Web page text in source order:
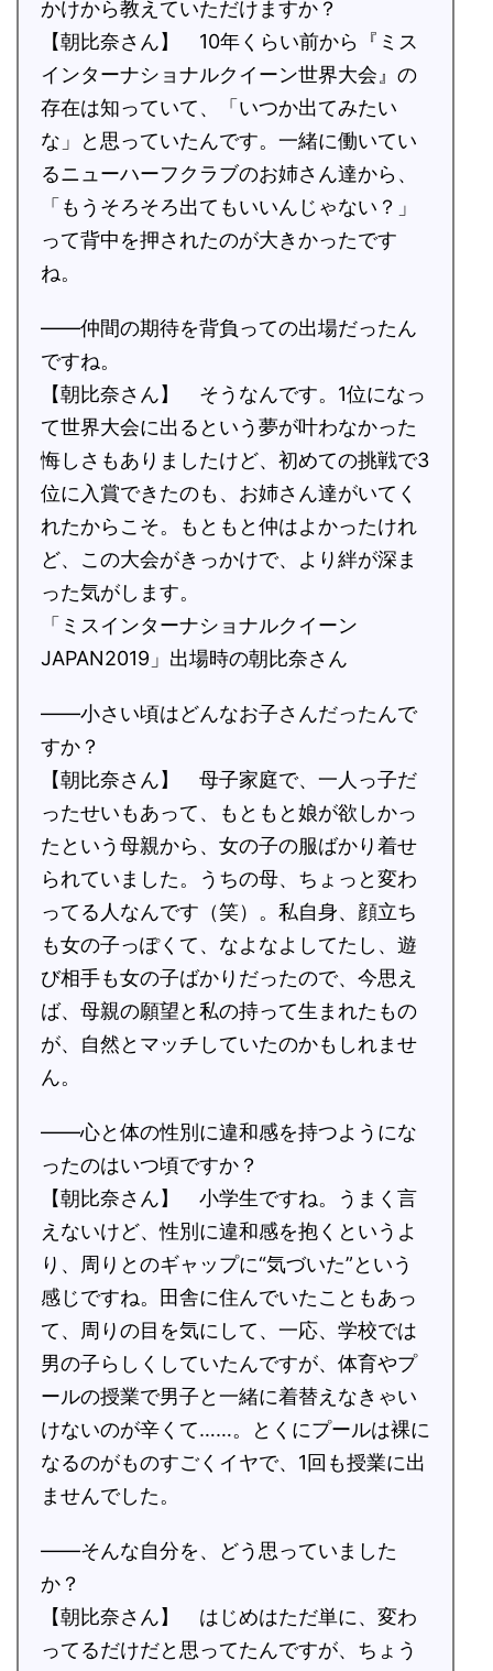
かけから教えていただけますか？
【朝比奈さん】 10年くらい前から『ミス
インターナショナルクイーン世界大会』の
存在は知っていて、「いつか出てみたい
な」と思っていたんです。一緒に働いてい
るニューハーフクラブのお姉さん達から、
「もうそろそろ出てもいいんじゃない？」
って背中を押されたのが大きかったです
ね。
――仲間の期待を背負っての出場だったん
ですね。
【朝比奈さん】 そうなんです。1位になっ
て世界大会に出るという夢が叶わなかった
悔しさもありましたけど、初めての挑戦で3
位に入賞できたのも、お姉さん達がいてく
れたからこそ。もともと仲はよかったけれ
ど、この大会がきっかけで、より絆が深ま
った気がします。
「ミスインターナショナルクイーン
JAPAN2019」出場時の朝比奈さん
――小さい頃はどんなお子さんだったんで
すか？
【朝比奈さん】 母子家庭で、一人っ子だ
ったせいもあって、もともと娘が欲しかっ
たという母親から、女の子の服ばかり着せ
られていました。うちの母、ちょっと変わ
ってる人なんです（笑）。私自身、顔立ち
も女の子っぽくて、なよなよしてたし、遊
び相手も女の子ばかりだったので、今思え
ば、母親の願望と私の持って生まれたもの
が、自然とマッチしていたのかもしれませ
ん。
――心と体の性別に違和感を持つようにな
ったのはいつ頃ですか？
【朝比奈さん】 小学生ですね。うまく言
えないけど、性別に違和感を抱くというよ
り、周りとのギャップに“気づいた”という
感じですね。田舎に住んでいたこともあっ
て、周りの目を気にして、一応、学校では
男の子らしくしていたんですが、体育やプ
ールの授業で男子と一緒に着替えなきゃい
けないのが辛くて……。とくにプールは裸に
なるのがものすごくイヤで、1回も授業に出
ませんでした。
――そんな自分を、どう思っていました
か？
【朝比奈さん】 はじめはただ単に、変わ
ってるだけだと思ってたんですが、ちょう